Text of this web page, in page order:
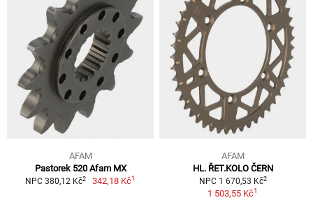
AFAM
Pastorek 520 Afam MX
NPC 380,12 Kč2 342,18 Kč1
AFAM
HL. ŘET.KOLO ČERN
NPC 1 670,53 Kč2
1 503,55 Kč1